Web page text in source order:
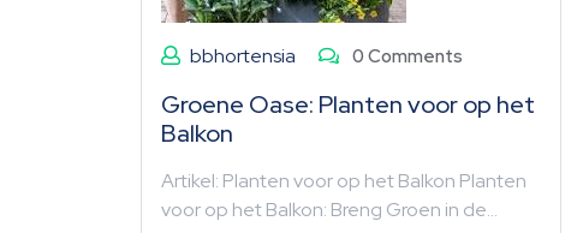
bbhortensia 0 Comments
Groene Oase: Planten voor op het
Balkon
Artikel: Planten voor op het Balkon Planten
voor op het Balkon: Breng Groen in de…